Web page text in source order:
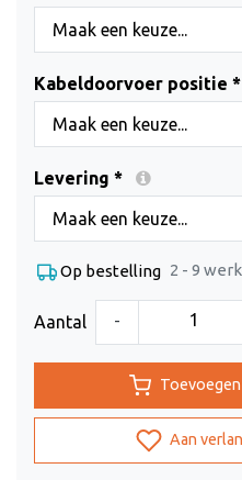
Maak een keuze...
Kabeldoorvoer positie *
Maak een keuze...
Levering *
Maak een keuze...
Op bestelling 2 - 9
Aantal -
Aan